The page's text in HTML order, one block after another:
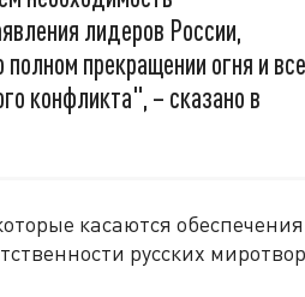
лидеров России,
прекращении огня и
конфликта", – сказано в
касаются обеспечения
русских